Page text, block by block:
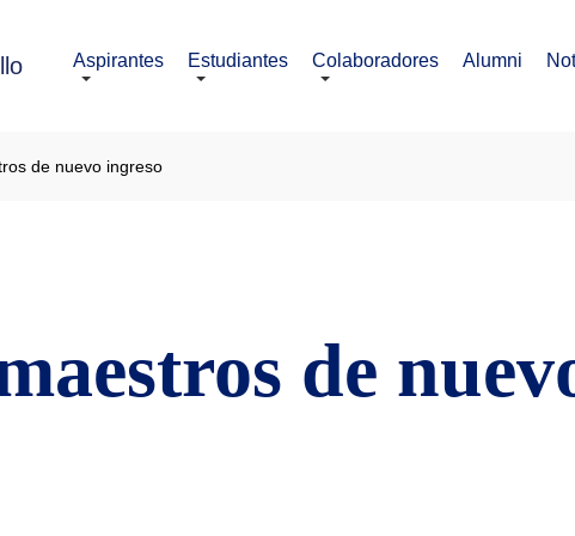
Aspirantes Estudiantes Colaboradores Alumni
de nuevo ingreso
de